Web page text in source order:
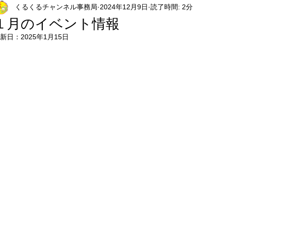
健室 事務局からのお知らせ その他 過去の記事
月のイベント情報
くるくるチャンネル事務局 2024年12月9日 読了時間: 2分
日： 2025年1月15日